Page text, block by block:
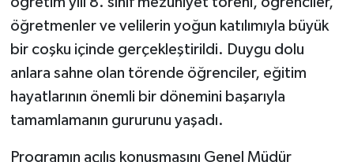
öğretmenler ve velilerin yoğun katılımıyla büyük
bir coşku içinde gerçekleştirildi. Duygu dolu
anlara sahne olan törende öğrenciler, eğitim
hayatlarının önemli bir dönemini başarıyla
tamamlamanın gururunu yaşadı.
Programın açılış konuşmasını Genel Müdür